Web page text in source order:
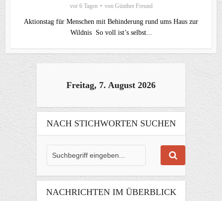
vor 6 Tagen von Günther Freund
Aktionstag für Menschen mit Behinderung rund ums Haus zur
Wildnis So voll ist’s selbst...
Freitag, 7. August 2026
NACH STICHWORTEN SUCHEN
NACHRICHTEN IM ÜBERBLICK